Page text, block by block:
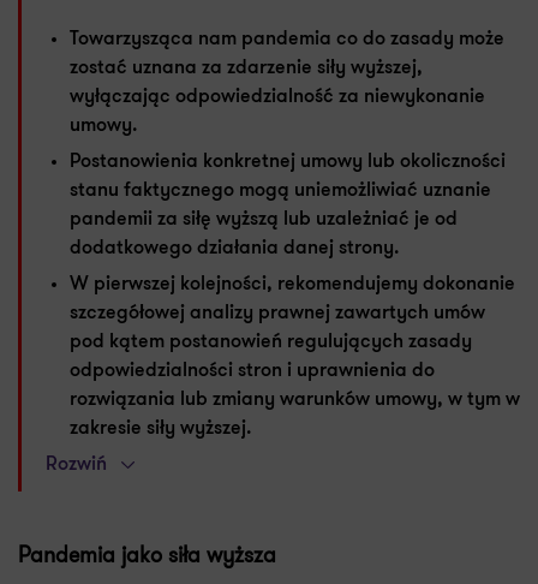
Towarzysząca nam pandemia co do zasady może
zostać uznana za zdarzenie siły wyższej,
wyłączając odpowiedzialność za niewykonanie
umowy.
Postanowienia konkretnej umowy lub okoliczności
stanu faktycznego mogą uniemożliwiać uznanie
pandemii za siłę wyższą lub uzależniać je od
dodatkowego działania danej strony.
W pierwszej kolejności, rekomendujemy dokonanie
szczegółowej analizy prawnej zawartych umów
pod kątem postanowień regulujących zasady
odpowiedzialności stron i uprawnienia do
rozwiązania lub zmiany warunków umowy, w tym w
zakresie siły wyższej.
Rozwiń
Pandemia jako siła wyższa